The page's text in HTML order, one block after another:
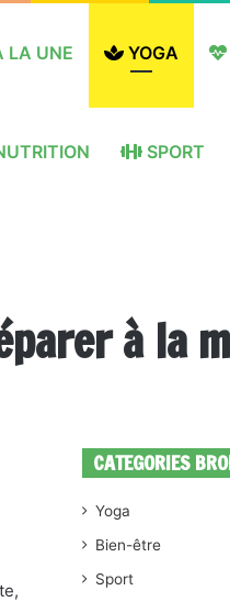
LA UNE YOGA
SPORT
à la
CATEGORIES
Yoga
Bien-être
Sport